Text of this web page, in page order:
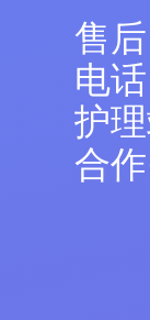
售
电话
护理
合作